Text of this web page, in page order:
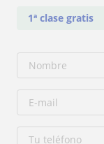
1ª clase gratis